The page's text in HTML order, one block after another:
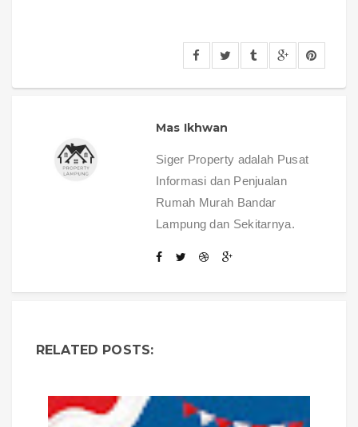
Mas Ikhwan
Siger Property adalah Pusat
Informasi dan Penjualan
Rumah Murah Bandar
Lampung dan Sekitarnya.
RELATED POSTS: